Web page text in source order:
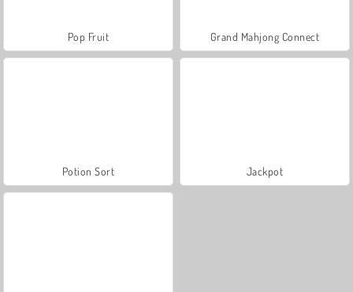
Pop Fruit Grand Mahjong Connect
Potion Sort Jackpot